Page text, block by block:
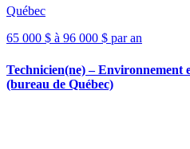
Québec
65 000 $ à 96 000 $ par an
Technicien(ne) – Environnement
(bureau de Québec)